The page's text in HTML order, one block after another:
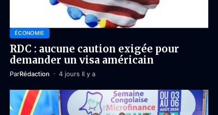
ÉCONOMIE
RDC : aucune caution exigée pour
demander un visa américain
ParRédaction 4 jours Il y a